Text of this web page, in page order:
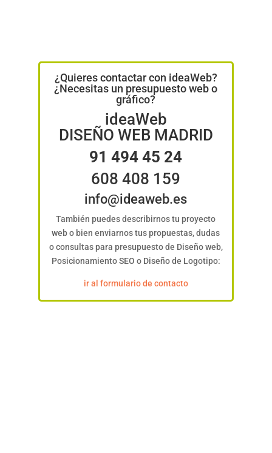
¿Quieres contactar con ideaWeb?
¿Necesitas un presupuesto web o
gráfico?
ideaWeb
DISEÑO WEB MADRID
91 494 45 24
608 408 159
info@ideaweb.es
También puedes describirnos tu proyecto
web o bien enviarnos tus propuestas, dudas
o consultas para presupuesto de Diseño web,
Posicionamiento SEO o Diseño de Logotipo:
ir al formulario de contacto